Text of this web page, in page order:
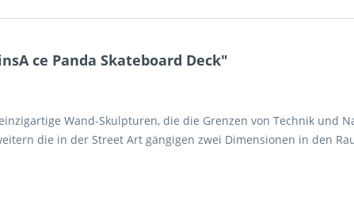
ce Panda Skateboard Deck"
Wand-Skulpturen, die die Grenzen von Technik und
die in der Street Art gängigen zwei Dimensionen in den